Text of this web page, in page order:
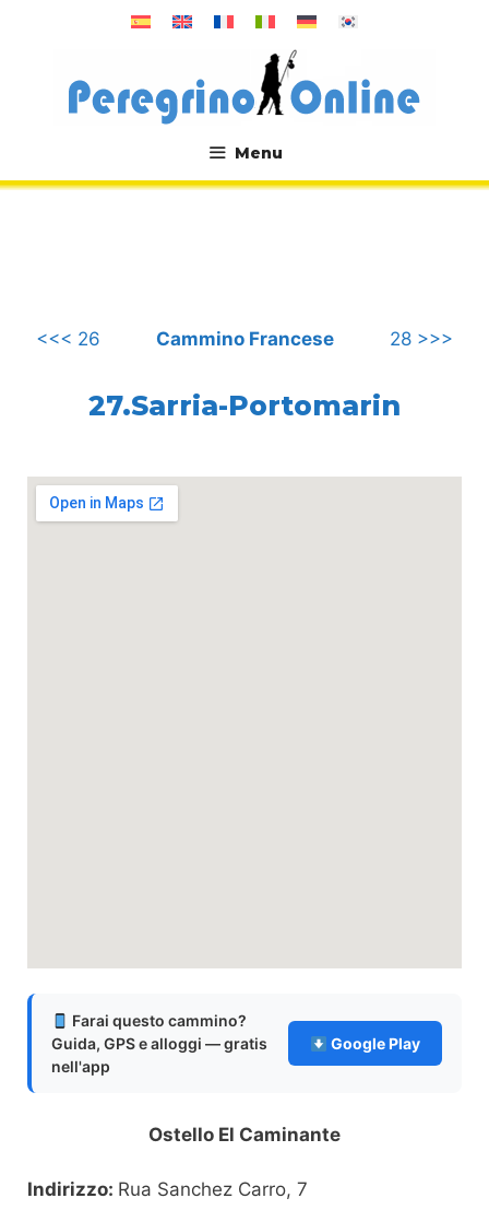
Menu
.
<<< 26 Cammino Francese 28 >>>
27.Sarria-Portomarin
Farai questo cammino?
Guida, GPS e alloggi — gratis
nell'app
Google Play
Ostello El Caminante
Indirizzo: Rua Sanchez Carro, 7